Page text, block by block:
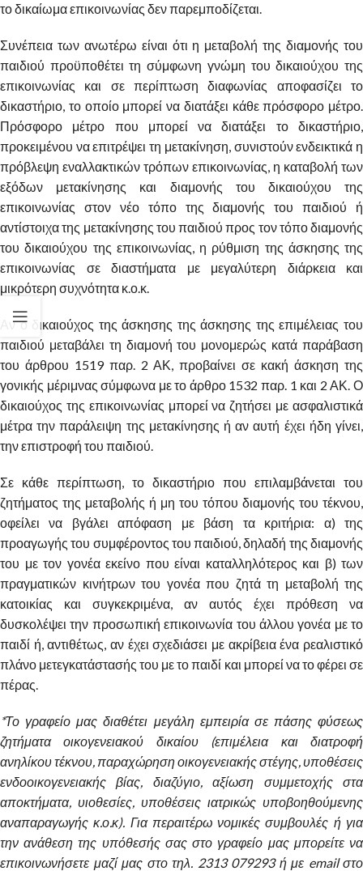
το δικαίωμα επικοινωνίας δεν παρεμποδίζεται.
Συνέπεια των ανωτέρω είναι ότι η μεταβολή της διαμονής του
παιδιού προϋποθέτει τη σύμφωνη γνώμη του δικαιούχου της
επικοινωνίας και σε περίπτωση διαφωνίας αποφασίζει το
δικαστήριο, το οποίο μπορεί να διατάξει κάθε πρόσφορο μέτρο.
Πρόσφορο μέτρο που μπορεί να διατάξει το δικαστήριο,
προκειμένου να επιτρέψει τη μετακίνηση, συνιστούν ενδεικτικά η
πρόβλεψη εναλλακτικών τρόπων επικοινωνίας, η καταβολή των
εξόδων μετακίνησης και διαμονής του δικαιούχου της
επικοινωνίας στον νέο τόπο της διαμονής του παιδιού ή
αντίστοιχα της μετακίνησης του παιδιού προς τον τόπο διαμονής
του δικαιούχου της επικοινωνίας, η ρύθμιση της άσκησης της
επικοινωνίας σε διαστήματα με μεγαλύτερη διάρκεια και
μικρότερη συχνότητα κ.ο.κ.
Αν ο δικαιούχος της άσκησης της άσκησης της επιμέλειας του
παιδιού μεταβάλει τη διαμονή του μονομερώς κατά παράβαση
του άρθρου 1519 παρ. 2 ΑΚ, προβαίνει σε κακή άσκηση της
γονικής μέριμνας σύμφωνα με το άρθρο 1532 παρ. 1 και 2 ΑΚ. Ο
δικαιούχος της επικοινωνίας μπορεί να ζητήσει με ασφαλιστικά
μέτρα την παράλειψη της μετακίνησης ή αν αυτή έχει ήδη γίνει,
την επιστροφή του παιδιού.
Σε κάθε περίπτωση, το δικαστήριο που επιλαμβάνεται του
ζητήματος της μεταβολής ή μη του τόπου διαμονής του τέκνου,
οφείλει να βγάλει απόφαση με βάση τα κριτήρια: α) της
προαγωγής του συμφέροντος του παιδιού, δηλαδή της διαμονής
του με τον γονέα εκείνο που είναι καταλληλότερος και β) των
πραγματικών κινήτρων του γονέα που ζητά τη μεταβολή της
κατοικίας και συγκεκριμένα, αν αυτός έχει πρόθεση να
δυσκολέψει την προσωπική επικοινωνία του άλλου γονέα με το
παιδί ή, αντιθέτως, αν έχει σχεδιάσει με ακρίβεια ένα ρεαλιστικό
πλάνο μετεγκατάστασής του με το παιδί και μπορεί να το φέρει σε
πέρας.
*Το γραφείο μας διαθέτει μεγάλη εμπειρία σε πάσης φύσεως
ζητήματα οικογενειακού δικαίου (επιμέλεια και διατροφή
ανηλίκου τέκνου, παραχώρηση οικογενειακής στέγης, υποθέσεις
ενδοοικογενειακής βίας, διαζύγιο, αξίωση συμμετοχής στα
αποκτήματα, υιοθεσίες, υποθέσεις ιατρικώς υποβοηθούμενης
αναπαραγωγής κ.ο.κ). Για περαιτέρω νομικές συμβουλές ή για
την ανάθεση της υπόθεσής σας στο γραφείο μας μπορείτε να
επικοινωνήσετε μαζί μας στο τηλ. 2313 079293 ή με email στο